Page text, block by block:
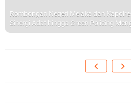
Rombongan Negeri Melaka dan
Sinergi Adat hingga Green Policing